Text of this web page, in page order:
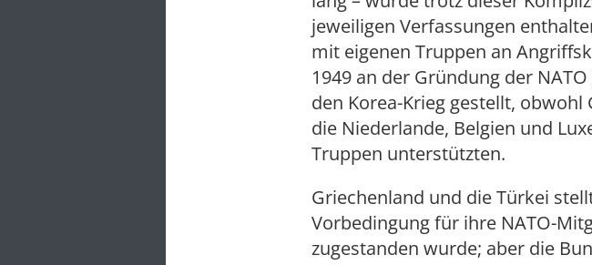
jeweiligen Verfassungen
mit eigenen Truppen an
1949 an der Gründung der
den Korea-Krieg gestellt,
die Niederlande, Belgien und
Truppen unterstützten.
Griechenland und die Türkei
Vorbedingung für ihre NATO-
zugestanden wurde; aber die